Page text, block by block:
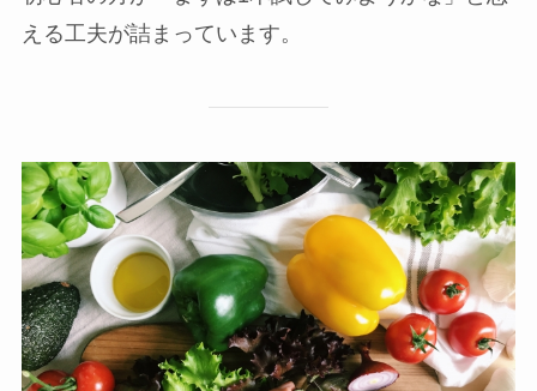
える工夫が詰まっています。